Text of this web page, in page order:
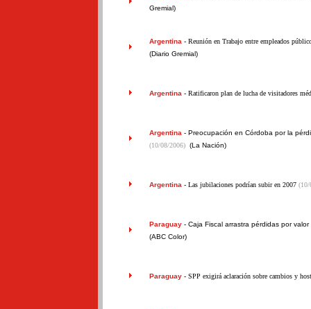
Gremial)
Argentina - Reunión en Trabajo entre empleados
(Diario Gremial)
Argentina - Ratificaron plan de lucha de visitadores
Argentina - Preocupación en Córdoba por la
(10/08/2006) (La Nación)
Argentina - Las jubilaciones podrían subir en 2007 (10/
Paraguay- Caja Fiscal arrastra pérdidas por
(ABC Color)
Paraguay- SPP exigirá aclaración sobre cambios y